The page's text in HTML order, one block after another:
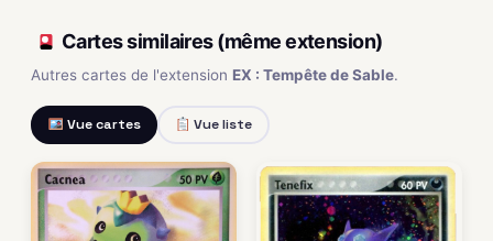
Cartes similaires (même extension)
Autres cartes de l'extension EX : Tempête de Sable.
Vue cartes Vue liste